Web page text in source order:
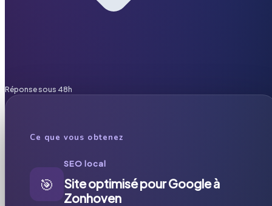
Réponse sous 48h
Ce que vous obtenez
🎯
SEO local
Site optimisé pour Google à
Zonhoven